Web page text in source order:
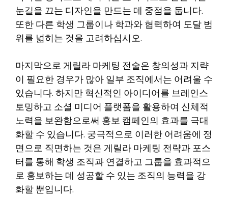
눈길을 끄는 디자인을 만드는 데 중점을 둡니다.
또한 다른 학생 그룹이나 학과와 협력하여 도달 범
위를 넓히는 것을 고려하십시오.
마지막으로 게릴라 마케팅 전술은 창의성과 지략
이 필요한 경우가 많아 일부 조직에서는 어려울 수
있습니다. 하지만 혁신적인 아이디어를 브레인스
토밍하고 소셜 미디어 플랫폼을 활용하여 신체적
노력을 보완함으로써 홍보 캠페인의 효과를 극대
화할 수 있습니다. 궁극적으로 이러한 어려움에 정
면으로 직면하는 것은 게릴라 마케팅 전략과 포스
터를 통해 학생 조직과 연결하고 그룹을 효과적으
로 홍보하는 데 성공할 수 있는 조직의 능력을 강
화할 뿐입니다.